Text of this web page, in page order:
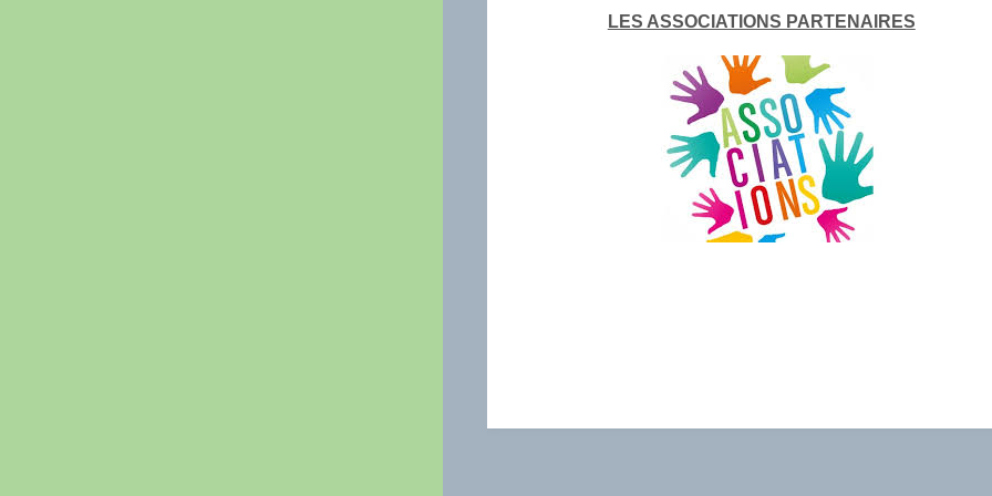
LES ASSOCIATIONS PARTENAIRES